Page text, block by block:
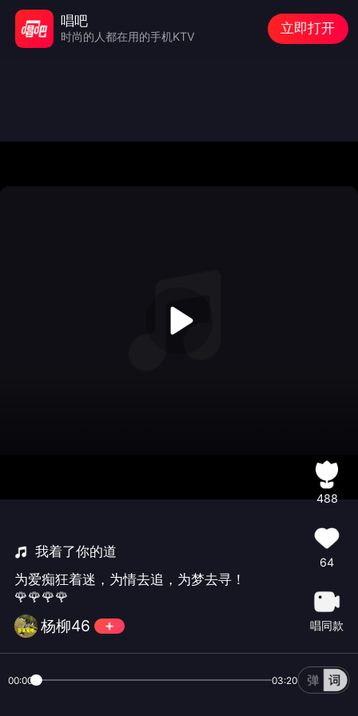
我着了你的道
为爱痴狂着迷，为情去追，为梦去寻！
🌹🌹🌹🌹
杨柳46
488
64
唱同款
00:00 03:20
唱吧
时尚的人都在用的手机KTV
立即打开